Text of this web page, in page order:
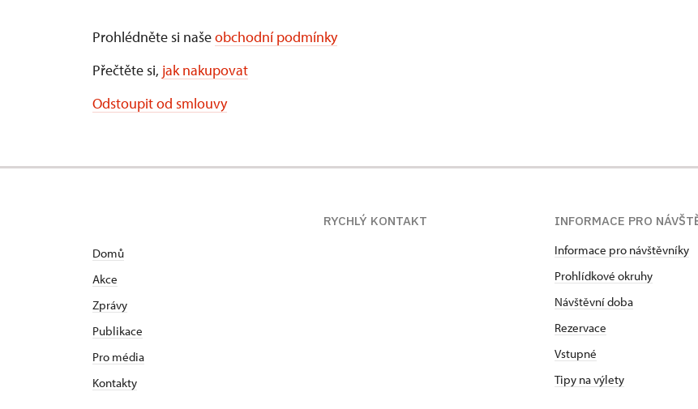
Prohlédněte si našeobchodní podmínky
Přečtěte si, jak nakupovat
Odstoupit od smlouvy
Domů
Akce
Zprávy
Publikace
Pro média
Kontakty
RYCHLÝ KONTAKT
INFORMACE PRO
Informace pro návštěvníky
Prohlídkové okruhy
Návštěvní doba
Rezervace
Vstupné
Tipy na výlety